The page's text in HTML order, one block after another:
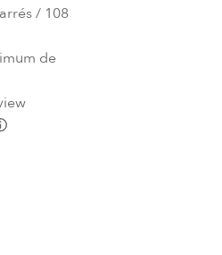
/ 108
de
L:Generic.Info